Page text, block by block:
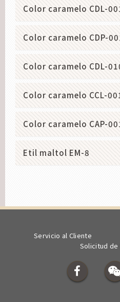
Color caramelo CDL-
Color caramelo CDP-
Color caramelo CDL-
Color caramelo CCL-
Color caramelo CAP-
Etil maltol EM-8
Servicio al Cliente
Solicitud de